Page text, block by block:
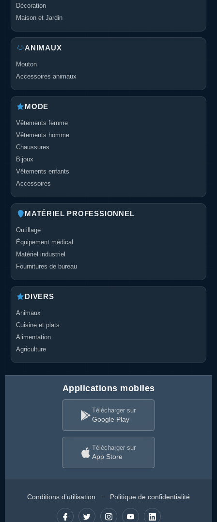
Décoration
Maison et Jardin
ANIMAUX
Mouton
Accessoires animaux
MODE
Vêtements femme
Vêtements homme
Chaussures
Bijoux
Vêtements enfants
Accessoires
MATÉRIEL PROFESSIONNEL
Outillage
Équipement médical
Matériel industriel
Fournitures de bureau
DIVERS
Animaux
Cuisine et plats
Alimentation
Agriculture
Applications mobiles
Télécharger sur
Google Play
Télécharger sur
App Store
Conditions d'utilisation Politique de confidentialité